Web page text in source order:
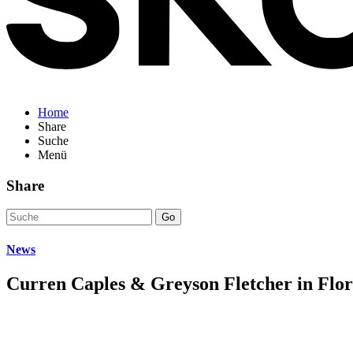
Home
Share
Suche
Menü
Share
Go
News
Curren Caples & Greyson Fletcher in